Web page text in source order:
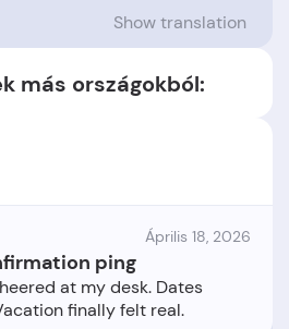
Show translation
más országokból:
Április 18, 2026
ping
at my desk. Dates